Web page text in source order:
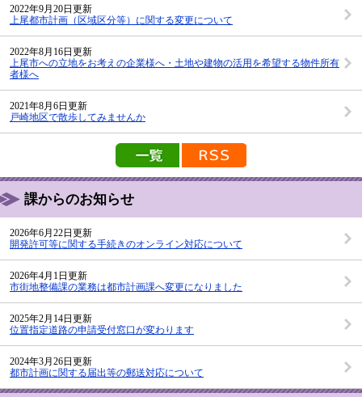
2022年9月20日更新
上尾都市計画（区域区分等）に関する変更について
2022年8月16日更新
上尾市への立地をお考えの企業様へ・土地や建物の活用を希望する物件所有
者様へ
2021年8月6日更新
戸崎地区で散歩してみませんか
新着情報の一覧を見る
課からのお知らせ
2026年6月22日更新
開発許可等に関する手続きのオンライン対応について
2026年4月1日更新
市街地整備課の業務は都市計画課へ変更になりました
2025年2月14日更新
位置指定道路の申請受付窓口が変わります
2024年3月26日更新
都市計画に関する届出等の郵送対応について